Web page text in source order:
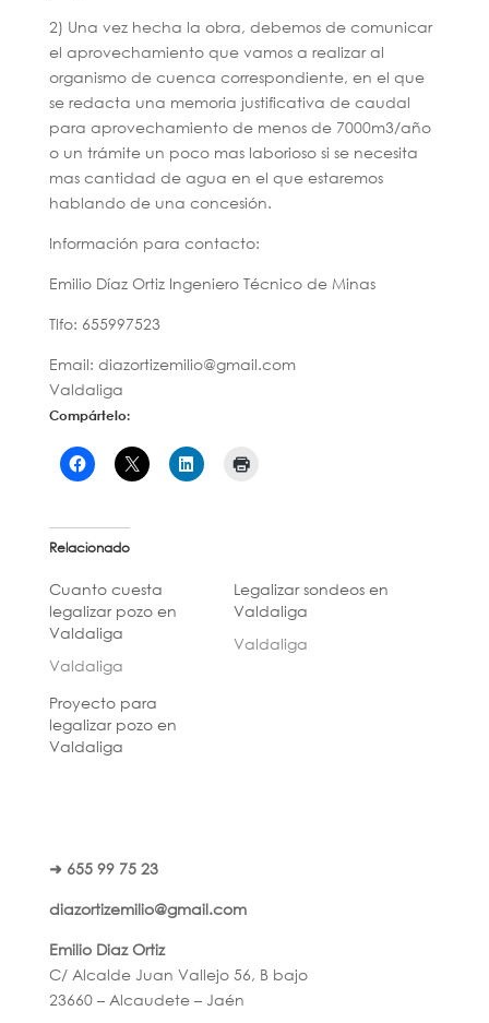
2) Una vez hecha la obra, debemos de comunicar
el aprovechamiento que vamos a realizar al
organismo de cuenca correspondiente, en el que
se redacta una memoria justificativa de caudal
para aprovechamiento de menos de 7000m3/año
o un trámite un poco mas laborioso si se necesita
mas cantidad de agua en el que estaremos
hablando de una concesión.
Información para contacto:
Emilio Díaz Ortiz Ingeniero Técnico de Minas
Tlfo: 655997523
Email: diazortizemilio@gmail.com
Valdaliga
Compártelo:
Relacionado
Cuanto cuesta
legalizar pozo en
Valdaliga
Valdaliga
Legalizar sondeos en
Valdaliga
Valdaliga
Proyecto para
legalizar pozo en
Valdaliga
➜ 655 99 75 23
diazortizemilio@gmail.com
Emilio Diaz Ortiz
C/ Alcalde Juan Vallejo 56, B bajo
23660 – Alcaudete – Jaén